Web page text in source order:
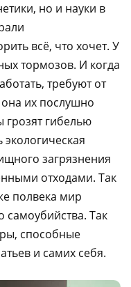
но и науки в
всё, что хочет. У
тормозов. И когда
требуют от
она их послушно
грозят гибелью
загрязнения
отходами. Так
полвека мир
самоубийства. Так
способные
и самих себя.